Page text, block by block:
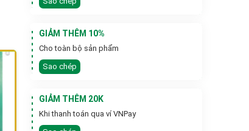
GIẢM THÊM 10%
Cho toàn bộ sản phẩm
Sao chép
GIẢM THÊM 20K
Khi thanh toán qua ví VNPay